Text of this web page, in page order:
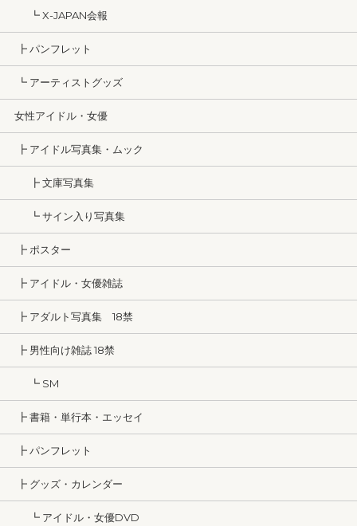
┗ X-JAPAN会報
┣ パンフレット
┗ アーティストグッズ
女性アイドル・女優
┣ アイドル写真集・ムック
┣ 文庫写真集
┗ サイン入り写真集
┣ ポスター
┣ アイドル・女優雑誌
┣ アダルト写真集 18禁
┣ 男性向け雑誌 18禁
┗ SM
┣ 書籍・単行本・エッセイ
┣ パンフレット
┣ グッズ・カレンダー
┗ アイドル・女優DVD